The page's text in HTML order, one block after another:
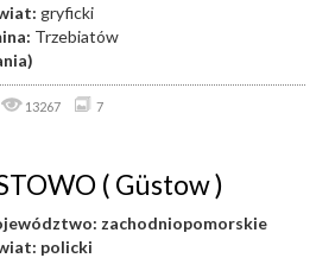
gryficki
Trzebiatów
13267 7
( Güstow )
zachodniopomorskie
policki